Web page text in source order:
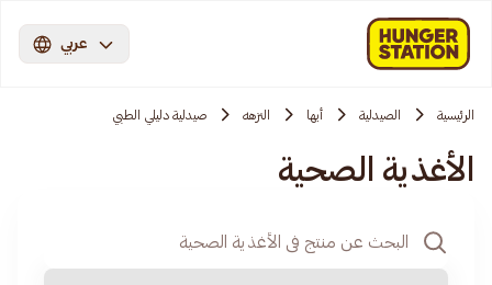
عربي
الرئيسية الصيدلية أبها النزهه صيدلية دليلي الطبي
الأغذية الصحية